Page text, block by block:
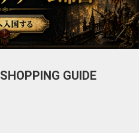
SHOPPING GUIDE